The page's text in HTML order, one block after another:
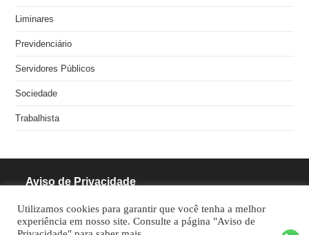
Liminares
Previdenciário
Servidores Públicos
Sociedade
Trabalhista
Aviso de Privacidade
RODRIGUES PINHEIRO ADVOCACIA S/S
Utilizamos cookies para garantir que você tenha a melhor
experiência em nosso site. Consulte a página "Aviso de